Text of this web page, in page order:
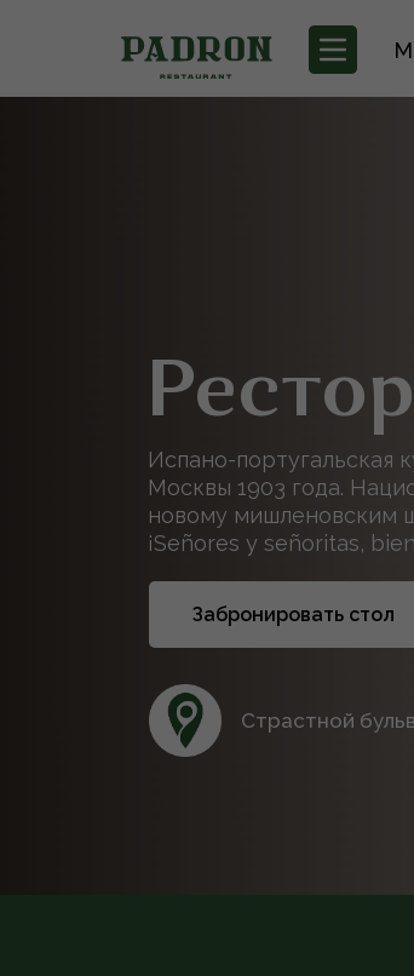
Испано-португальская
Москвы 1903 года.
новому мишленовским
¡Señores y señoritas,
Забронировать стол
Страстной